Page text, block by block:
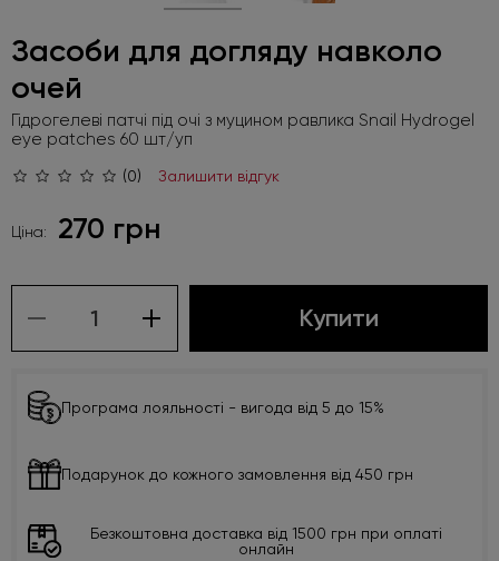
Засоби для догляду навколо
очей
Гідрогелеві патчі під очі з муцином равлика Snail Hydrogel
eye patches 60 шт/уп
(0) Залишити відгук
Ціна: 270 грн
Купити
Програма лояльності - вигода від 5 до 15%
Подарунок до кожного замовлення від 450 грн
Безкоштовна доставка від 1500 грн при оплаті
онлайн